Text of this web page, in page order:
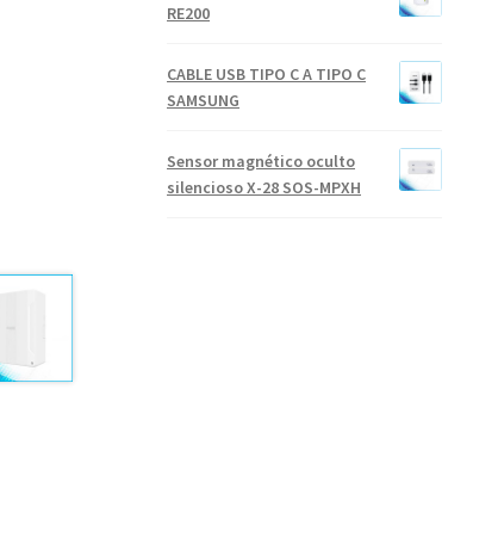
RE200
CABLE USB TIPO C A TIPO C
SAMSUNG
Sensor magnético oculto
silencioso X-28 SOS-MPXH